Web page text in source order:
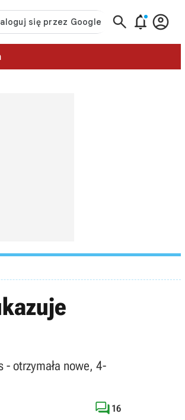
  
otrzymała nowe, 4-
 16